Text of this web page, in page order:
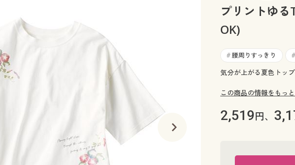
ジュニア・ティーンズ下着 カーテン・ラグ・ファブリック
ジ
プリントゆ
OK)
# 腰周りすっきり #
気分が上がる夏色トッ
この商品の情報をもっ
2,519円、